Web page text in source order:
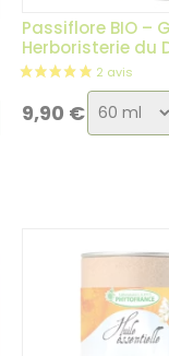
Passiflore BIO –
Herboristerie du
9,90 € Choix
de